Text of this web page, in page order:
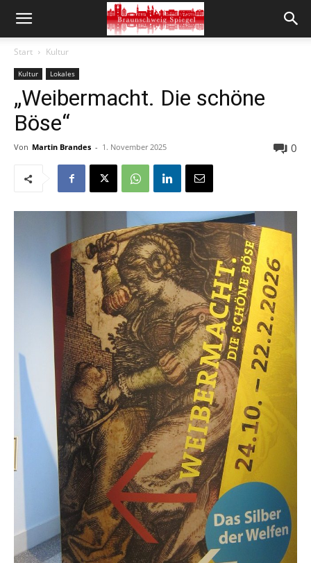
Start Kultur
Kultur Lokales
„Weibermacht. Die schöne
Böse“
Von Martin Brandes - 1. November 2025 0